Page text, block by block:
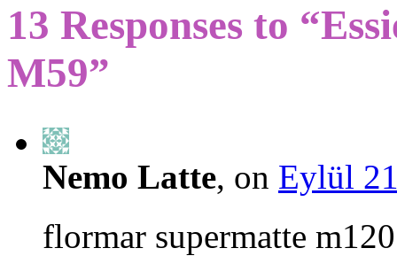
13 Responses to
M59”
Nemo Latte, on Eylül
flormar supermatte